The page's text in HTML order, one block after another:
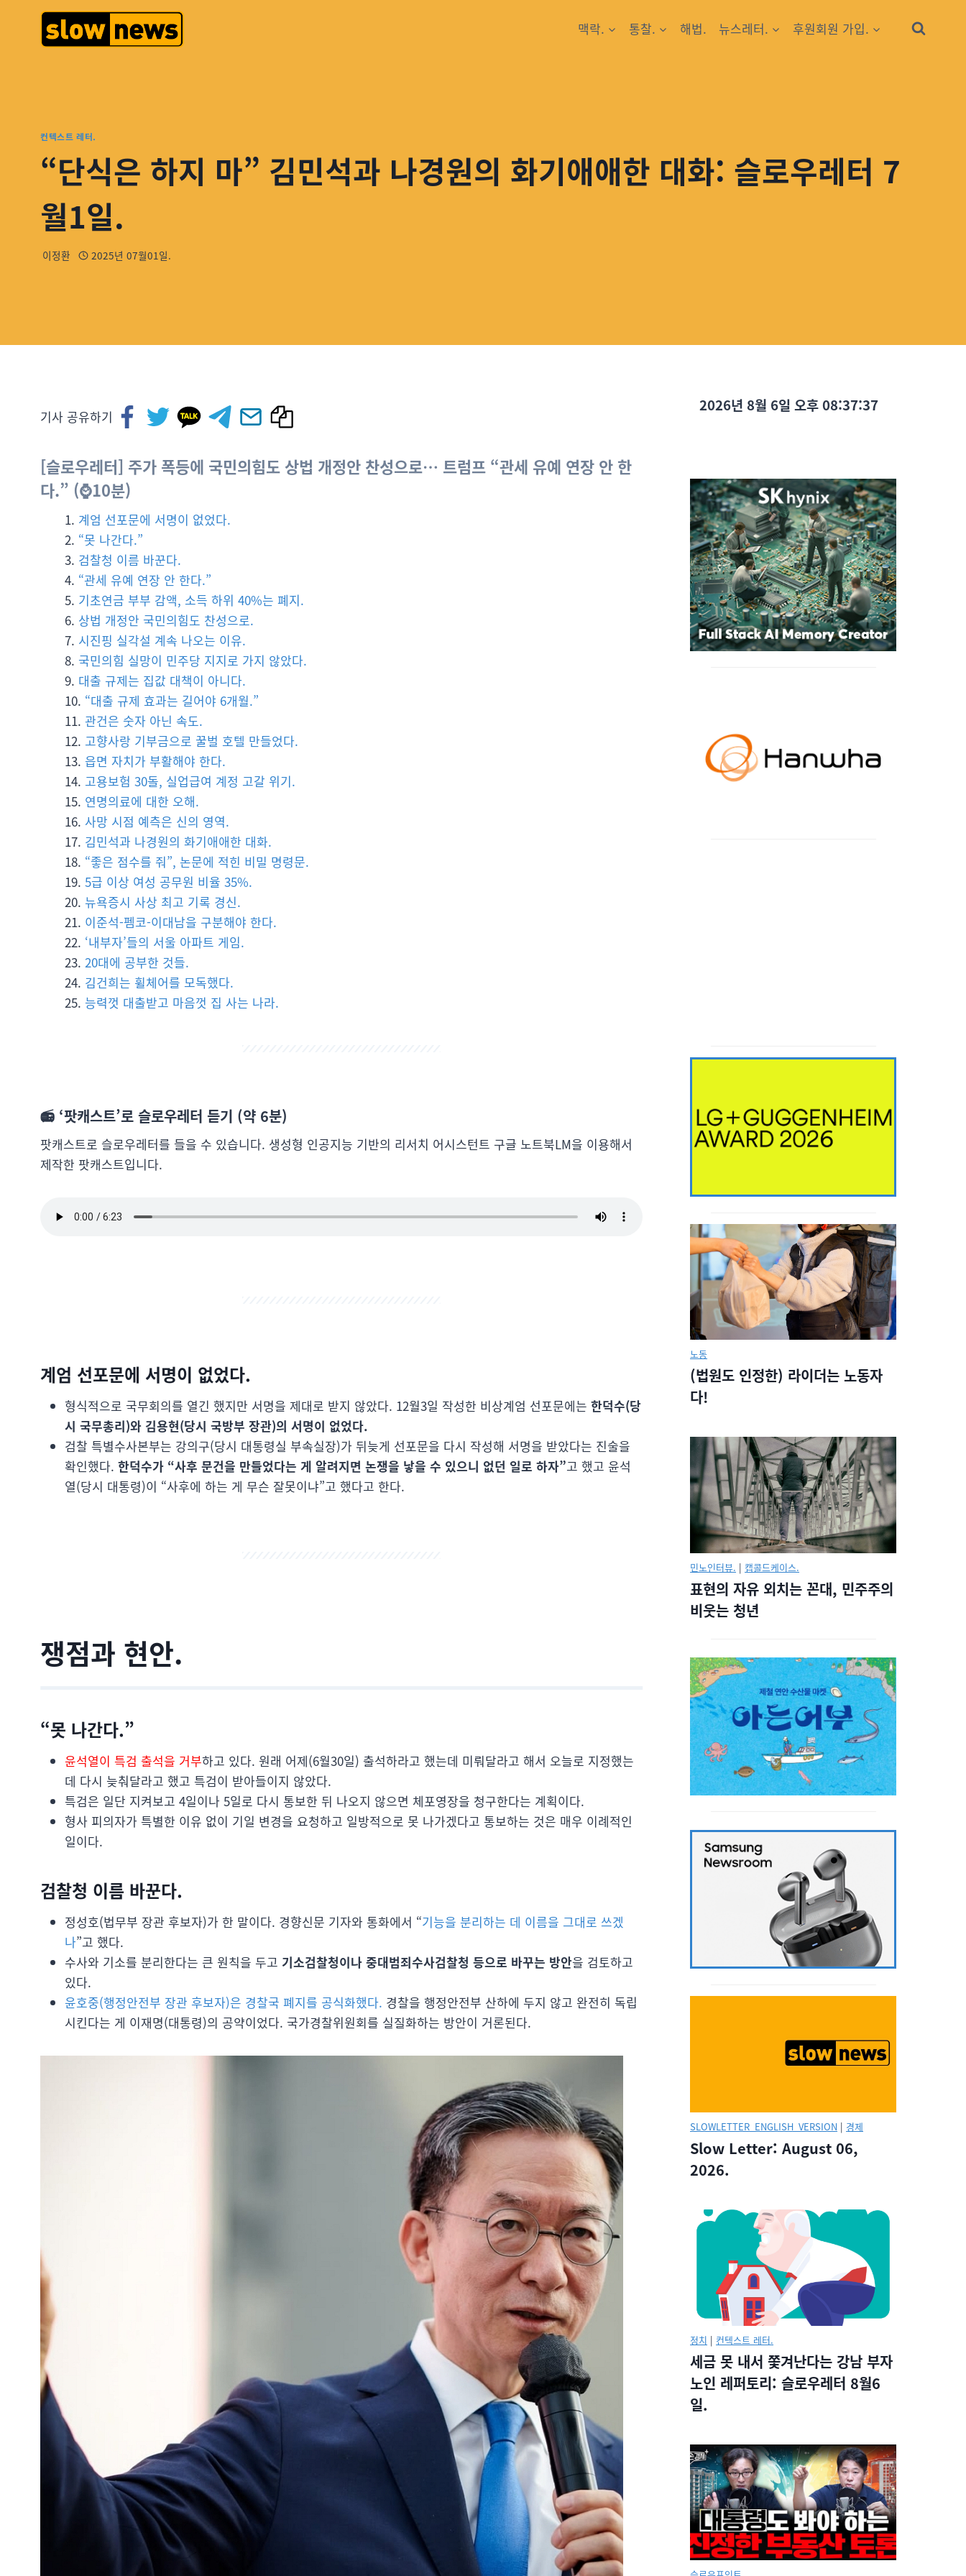
맥락. 통찰. 해법. 뉴스레터. 후원회원 가입.
컨텍스트 레터.
“단식은 하지 마” 김민석과 나경원의 화기애애한 대화: 슬로우레터 7
월1일.
이정환 2025년 07월01일.
기사 공유하기
[슬로우레터] 주가 폭등에 국민의힘도 상법 개정안 찬성으로… 트럼프 “관세 유예 연장 안 한
다.” (⌚10분)
계엄 선포문에 서명이 없었다.
“못 나간다.”
검찰청 이름 바꾼다.
“관세 유예 연장 안 한다.”
기초연금 부부 감액, 소득 하위 40%는 폐지.
상법 개정안 국민의힘도 찬성으로.
시진핑 실각설 계속 나오는 이유.
국민의힘 실망이 민주당 지지로 가지 않았다.
대출 규제는 집값 대책이 아니다.
“대출 규제 효과는 길어야 6개월.”
관건은 숫자 아닌 속도.
고향사랑 기부금으로 꿀벌 호텔 만들었다.
읍면 자치가 부활해야 한다.
고용보험 30돌, 실업급여 계정 고갈 위기.
연명의료에 대한 오해.
사망 시점 예측은 신의 영역.
김민석과 나경원의 화기애애한 대화.
“좋은 점수를 줘”, 논문에 적힌 비밀 명령문.
5급 이상 여성 공무원 비율 35%.
뉴욕증시 사상 최고 기록 경신.
이준석-펨코-이대남을 구분해야 한다.
‘내부자’들의 서울 아파트 게임.
20대에 공부한 것들.
김건희는 휠체어를 모독했다.
능력껏 대출받고 마음껏 집 사는 나라.
📻 ‘팟캐스트’로 슬로우레터 듣기 (약 6분)
팟캐스트로 슬로우레터를 들을 수 있습니다. 생성형 인공지능 기반의 리서치 어시스턴트 구글 노트북LM을 이용해서
제작한 팟캐스트입니다.
계엄 선포문에 서명이 없었다.
형식적으로 국무회의를 열긴 했지만 서명을 제대로 받지 않았다. 12월3일 작성한 비상계엄 선포문에는 한덕수(당
시 국무총리)와 김용현(당시 국방부 장관)의 서명이 없었다.
검찰 특별수사본부는 강의구(당시 대통령실 부속실장)가 뒤늦게 선포문을 다시 작성해 서명을 받았다는 진술을
확인했다. 한덕수가 “사후 문건을 만들었다는 게 알려지면 논쟁을 낳을 수 있으니 없던 일로 하자”고 했고 윤석
열(당시 대통령)이 “사후에 하는 게 무슨 잘못이냐”고 했다고 한다.
쟁점과 현안.
“못 나간다.”
윤석열이 특검 출석을 거부하고 있다. 원래 어제(6월30일) 출석하라고 했는데 미뤄달라고 해서 오늘로 지정했는
데 다시 늦춰달라고 했고 특검이 받아들이지 않았다.
특검은 일단 지켜보고 4일이나 5일로 다시 통보한 뒤 나오지 않으면 체포영장을 청구한다는 계획이다.
형사 피의자가 특별한 이유 없이 기일 변경을 요청하고 일방적으로 못 나가겠다고 통보하는 것은 매우 이례적인
일이다.
검찰청 이름 바꾼다.
정성호(법무부 장관 후보자)가 한 말이다. 경향신문 기자와 통화에서 “기능을 분리하는 데 이름을 그대로 쓰겠
나”고 했다.
수사와 기소를 분리한다는 큰 원칙을 두고 기소검찰청이나 중대범죄수사검찰청 등으로 바꾸는 방안을 검토하고
있다.
윤호중(행정안전부 장관 후보자)은 경찰국 폐지를 공식화했다. 경찰을 행정안전부 산하에 두지 않고 완전히 독립
시킨다는 게 이재명(대통령)의 공약이었다. 국가경찰위원회를 실질화하는 방안이 거론된다.
2026년 8월 6일 오후 08:37:38
노동
(법원도 인정한) 라이더는 노동자
다!
민노인터뷰. | 캡콜드케이스.
표현의 자유 외치는 꼰대, 민주주의
비웃는 청년
SLOWLETTER_ENGLISH_VERSION | 경제
Slow Letter: August 06,
2026.
정치 | 컨텍스트 레터.
세금 못 내서 쫓겨난다는 강남 부자
노인 레퍼토리: 슬로우레터 8월6
일.